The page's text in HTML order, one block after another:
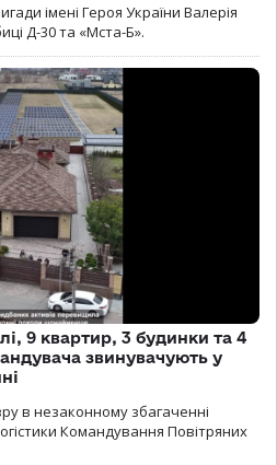
імені Героя України Валерія
Д-30 та «Мста-Б».
9 квартир, 3 будинки та 4
звинувачують у
в незаконному збагаченні
Командування Повітряних